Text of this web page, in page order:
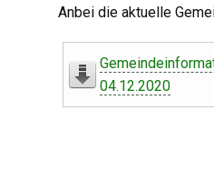
Anbei die aktuelle
04.12.2020